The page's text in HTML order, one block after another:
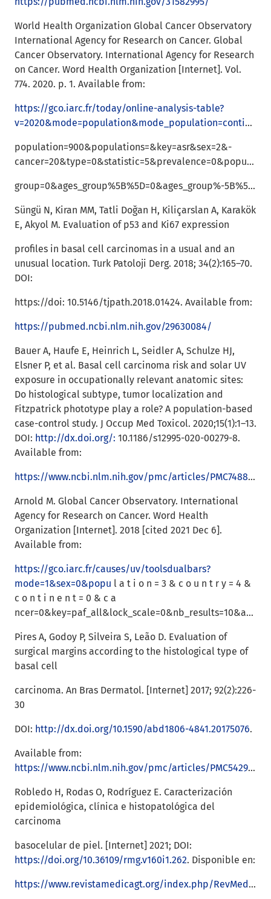
World Health Organization Global Cancer Observatory
International Agency for Research on Cancer. Global
Cancer Observatory. International Agency for Research
on Cancer. Word Health Organization [Internet]. Vol.
774. 2020. p. 1. Available from:
https://gco.iarc.fr/today/online-analysis-table?
v=2020&mode=population&mode_population=continents&
population=900&populations=&key=asr&sex=2&-
cancer=20&type=0&statistic=5&prevalence=0&population_
group=0&ages_group%5B%5D=0&ages_group%-5B%5D=17&group_cancer=0&
Süngü N, Kiran MM, Tatli Doğan H, Kiliçarslan A, Karakök
E, Akyol M. Evaluation of p53 and Ki67 expression
profiles in basal cell carcinomas in a usual and an
unusual location. Turk Patoloji Derg. 2018; 34(2):165–70.
DOI:
https://doi: 10.5146/tjpath.2018.01424. Available from:
https://pubmed.ncbi.nlm.nih.gov/29630084/
Bauer A, Haufe E, Heinrich L, Seidler A, Schulze HJ,
Elsner P, et al. Basal cell carcinoma risk and solar UV
exposure in occupationally relevant anatomic sites:
Do histological subtype, tumor localization and
Fitzpatrick phototype play a role? A population-based
case-control study. J Occup Med Toxicol. 2020;15(1):1–13.
DOI: http://dx.doi.org/: 10.1186/s12995-020-00279-8.
Available from:
https://www.ncbi.nlm.nih.gov/pmc/articles/PMC7488106/
Arnold M. Global Cancer Observatory. International
Agency for Research on Cancer. Word Health
Organization [Internet]. 2018 [cited 2021 Dec 6].
Available from:
https://gco.iarc.fr/causes/uv/toolsdualbars?
mode=1&sex=0&popu l a t i o n = 3 & c o u n t r y = 4 &
c o n t i n e n t = 0 & c a
ncer=0&key=paf_all&lock_scale=0&nb_results=10&age_group=3&population1=218&population2=218
Pires A, Godoy P, Silveira S, Leão D. Evaluation of
surgical margins according to the histological type of
basal cell
carcinoma. An Bras Dermatol. [Internet] 2017; 92(2):226-
30
DOI: http://dx.doi.org/10.1590/abd1806-4841.20175076.
Available from:
https://www.ncbi.nlm.nih.gov/pmc/articles/PMC5429110/
Robledo H, Rodas O, Rodríguez E. Caracterización
epidemiológica, clínica e histopatológica del
carcinoma
basocelular de piel. [Internet] 2021; DOI:
https://doi.org/10.36109/rmg.v160i1.262. Disponible en:
https://www.revistamedicagt.org/index.php/RevMedGuatemala/article/view/262